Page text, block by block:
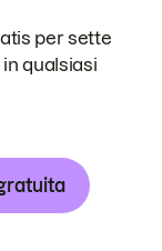
per sette
qualsiasi